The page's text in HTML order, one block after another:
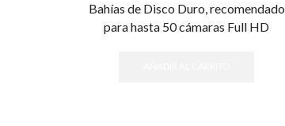
Bahías de Disco Duro, recomendado
para hasta 50 cámaras Full HD